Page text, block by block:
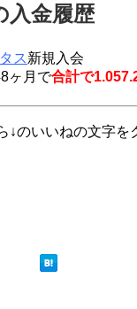
入金履歴
ス新規入会
ヶ月で合計で
↓のいいねの文字を